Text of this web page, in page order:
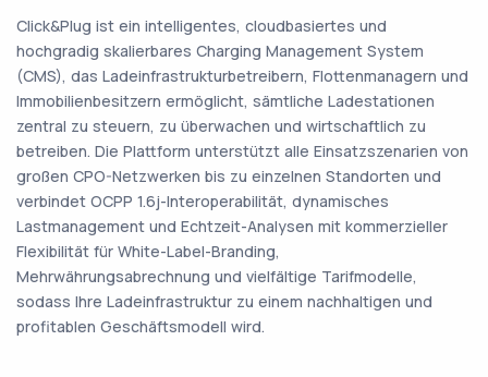
Click&Plug ist ein intelligentes, cloudbasiertes und
hochgradig skalierbares Charging Management System
(CMS), das Ladeinfrastrukturbetreibern, Flottenmanagern und
Immobilienbesitzern ermöglicht, sämtliche Ladestationen
zentral zu steuern, zu überwachen und wirtschaftlich zu
betreiben. Die Plattform unterstützt alle Einsatzszenarien von
großen CPO-Netzwerken bis zu einzelnen Standorten und
verbindet OCPP 1.6j-Interoperabilität, dynamisches
Lastmanagement und Echtzeit-Analysen mit kommerzieller
Flexibilität für White-Label-Branding,
Mehrwährungsabrechnung und vielfältige Tarifmodelle,
sodass Ihre Ladeinfrastruktur zu einem nachhaltigen und
profitablen Geschäftsmodell wird.